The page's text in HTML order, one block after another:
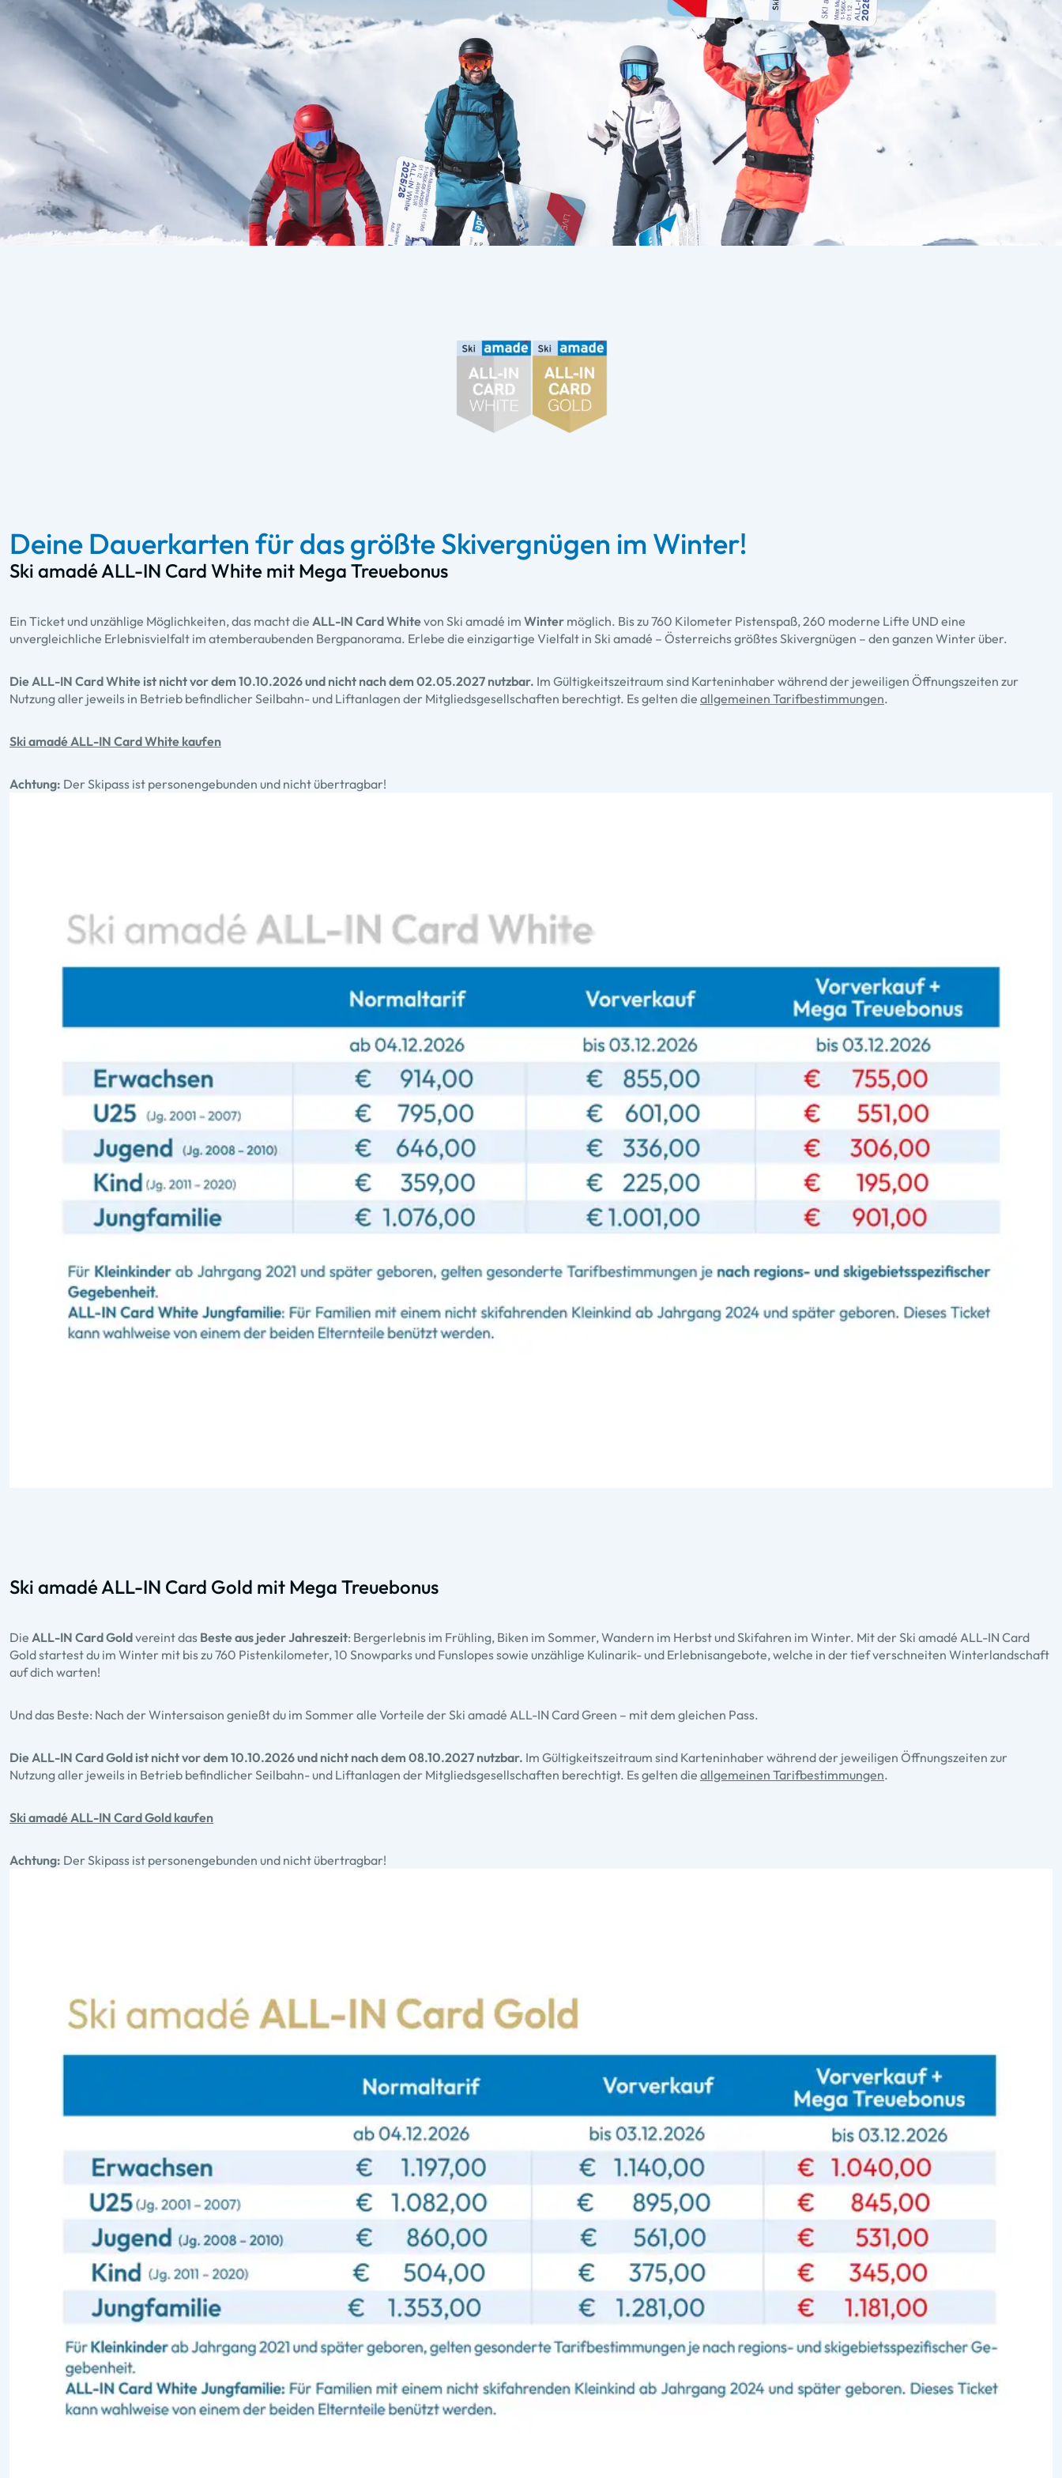
Deine Dauerkarten für das größte Skivergnügen im Winter!
Ski amadé ALL-IN Card White mit Mega Treuebonus
Ein Ticket und unzählige Möglichkeiten, das macht die ALL-IN Card Whitevon Ski amadé im Winter möglich. Bis zu 760 Kilometer Pistenspaß, 260 moderne Lifte UND eine
unvergleichliche Erlebnisvielfalt im atemberaubenden Bergpanorama. Erlebe die einzigartige Vielfalt in Ski amadé – Österreichs größtes Skivergnügen – den ganzen Winter über.
Die ALL-IN Card White ist nicht vor dem 10.10.2026 und nicht nach dem 02.05.2027 nutzbar. Im Gültigkeitszeitraum sind Karteninhaber während der jeweiligen Öffnungszeiten zur
Nutzung aller jeweils in Betrieb befindlicher Seilbahn- und Liftanlagen der Mitgliedsgesellschaften berechtigt. Es gelten die allgemeinen Tarifbestimmungen.
Ski amadé ALL-IN Card White kaufen
Achtung: Der Skipass ist personengebunden und nicht übertragbar!
Ski amadé ALL-IN Card Gold mit Mega Treuebonus
Die ALL-IN Card Goldvereint das Beste aus jeder Jahreszeit: Bergerlebnis im Frühling, Biken im Sommer, Wandern im Herbst und Skifahren im Winter. Mit der Ski amadé ALL-IN Card
Gold startest du im Winter mit bis zu 760 Pistenkilometer, 10 Snowparks und Funslopes sowie unzählige Kulinarik- und Erlebnisangebote, welche in der tief verschneiten Winterlandschaft
auf dich warten!
Und das Beste: Nach der Wintersaison genießt du im Sommer alle Vorteile der Ski amadé ALL-IN Card Green – mit dem gleichen Pass.
Die ALL-IN Card Gold ist nicht vor dem 10.10.2026 und nicht nach dem 08.10.2027 nutzbar. Im Gültigkeitszeitraum sind Karteninhaber während der jeweiligen Öffnungszeiten zur
Nutzung aller jeweils in Betrieb befindlicher Seilbahn- und Liftanlagen der Mitgliedsgesellschaften berechtigt. Es gelten die allgemeinen Tarifbestimmungen.
Ski amadé ALL-IN Card Gold kaufen
Achtung: Der Skipass ist personengebunden und nicht übertragbar!